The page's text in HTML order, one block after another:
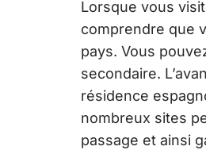
Lorsque vous
comprendre que
pays. Vous
secondaire.
résidence
nombreux sites
passage et ainsi